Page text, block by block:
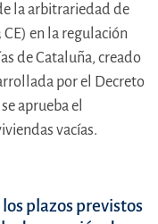
la arbitrariedad de
CE) en la regulación
de Cataluña, creado
por el Decreto
aprueba el
vacías.
plazos previstos